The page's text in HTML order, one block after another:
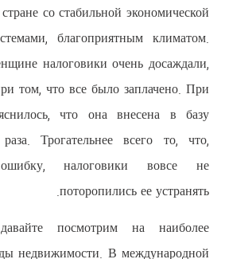
возможность жить в стране со
и политической системами,
Например, одной женщине
требуя заплатить – при том, что
разбирательстве выяснилось,
данных ФНС два раза.
обнаружив эту ошибку,
Вместе с этим, давайте